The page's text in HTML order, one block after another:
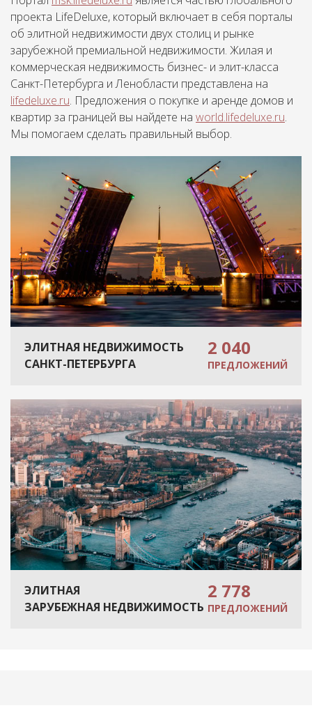
проекта LifeDeluxe, который включает в себя порталы
об элитной недвижимости двух столиц и рынке
зарубежной премиальной недвижимости. Жилая и
коммерческая недвижимость бизнес- и элит-класса
Санкт-Петербурга и Ленобласти представлена на
lifedeluxe.ru. Предложения о покупке и аренде домов и
квартир за границей вы найдете на world.lifedeluxe.ru.
Мы помогаем сделать правильный выбор.
ЭЛИТНАЯ НЕДВИЖИМОСТЬ
САНКТ-ПЕТЕРБУРГА
2 040
ПРЕДЛОЖЕНИЙ
ЭЛИТНАЯ
ЗАРУБЕЖНАЯ НЕДВИЖИМОСТЬ
2 778
ПРЕДЛОЖЕНИЙ